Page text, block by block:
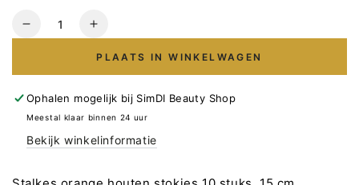
Hoeveelheid
Verlaag
STALEKS
Orange
Stokjes
stuks
Verhoog
aantal
STALEKS
Orange
Stokjes
stuks
PLAATS IN WINKELWAGEN
Ophalen mogelijk bij SimDI Beauty Shop
Meestal klaar binnen 24 uur
Bekijk winkelinformatie